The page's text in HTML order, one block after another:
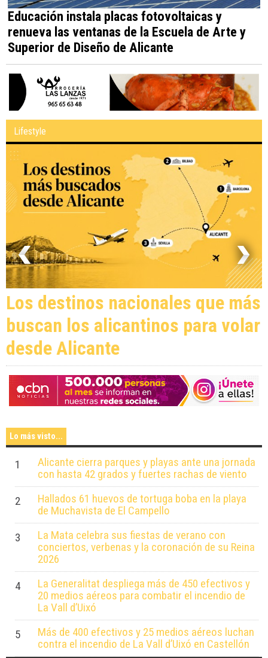
Educación instala placas fotovoltaicas y
renueva las ventanas de la Escuela de Arte y
Superior de Diseño de Alicante
Lifestyle
Los destinos nacionales que más
buscan los alicantinos para volar
desde Alicante
Lo más visto...
1
Alicante cierra parques y playas ante una jornada
con hasta 42 grados y fuertes rachas de viento
2
Hallados 61 huevos de tortuga boba en la playa
de Muchavista de El Campello
3
La Mata celebra sus fiestas de verano con
conciertos, verbenas y la coronación de su Reina
2026
4
La Generalitat despliega más de 450 efectivos y
20 medios aéreos para combatir el incendio de
La Vall d’Uixó
5
Más de 400 efectivos y 25 medios aéreos luchan
contra el incendio de La Vall d’Uixó en Castellón